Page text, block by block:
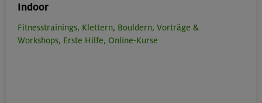
Indoor
Fitnesstrainings, Klettern, Bouldern, Vorträge &
Workshops, Erste Hilfe, Online-Kurse